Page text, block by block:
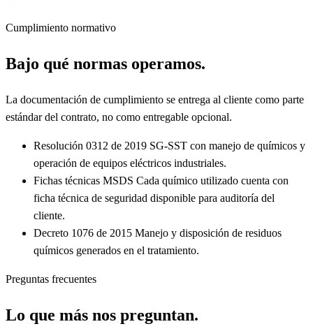
Cumplimiento normativo
Bajo qué normas operamos.
La documentación de cumplimiento se entrega al cliente como parte
estándar del contrato, no como entregable opcional.
Resolución 0312 de 2019 SG-SST con manejo de químicos y
operación de equipos eléctricos industriales.
Fichas técnicas MSDS Cada químico utilizado cuenta con
ficha técnica de seguridad disponible para auditoría del
cliente.
Decreto 1076 de 2015 Manejo y disposición de residuos
químicos generados en el tratamiento.
Preguntas frecuentes
Lo que más nos preguntan.